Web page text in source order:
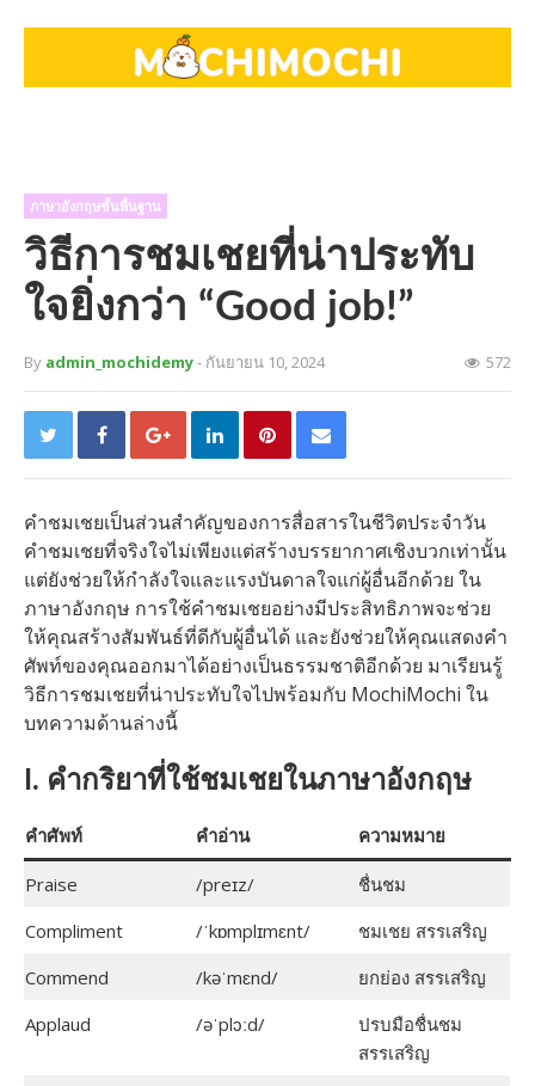
ภาษาอังกฤษขั้นพื้นฐาน
วิธีการชมเชยที่น่าประทับ
ใจยิ่งกว่า “Good job!”
By admin_mochidemy- กันยายน 10, 2024 572
คำชมเชยเป็นส่วนสำคัญของการสื่อสารในชีวิตประจำวัน
คำชมเชยที่จริงใจไม่เพียงแต่สร้างบรรยากาศเชิงบวกเท่านั้น
แต่ยังช่วยให้กำลังใจและแรงบันดาลใจแก่ผู้อื่นอีกด้วย ใน
ภาษาอังกฤษ การใช้คำชมเชยอย่างมีประสิทธิภาพจะช่วย
ให้คุณสร้างสัมพันธ์ที่ดีกับผู้อื่นได้ และยังช่วยให้คุณแสดงคำ
ศัพท์ของคุณออกมาได้อย่างเป็นธรรมชาติอีกด้วย มาเรียนรู้
วิธีการชมเชยที่น่าประทับใจไปพร้อมกับ MochiMochi ใน
บทความด้านล่างนี้
I. คำกริยาที่ใช้ชมเชยในภาษาอังกฤษ
คำศัพท์ คำอ่าน ความหมาย
Praise /preɪz/
ชื่นชม
Compliment
/ˈkɒmplɪmɛnt/
ชมเชย สรรเสริญ
Commend
/kəˈmɛnd/
ยกย่อง สรรเสริญ
Applaud
/əˈplɔːd/
ปรบมือชื่นชม
สรรเสริญ